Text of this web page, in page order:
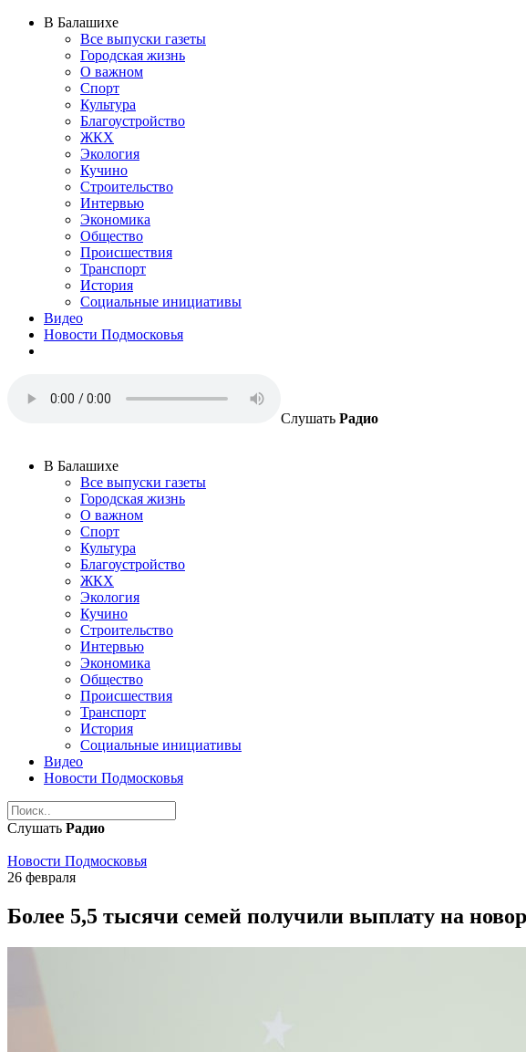
В Балашихе
Все выпуски газеты
Городская жизнь
О важном
Спорт
Культура
Благоустройство
ЖКХ
Экология
Кучино
Строительство
Интервью
Экономика
Общество
Происшествия
Транспорт
История
Социальные инициативы
Видео
Новости Подмосковья
Слушать Радио
В Балашихе
Все выпуски газеты
Городская жизнь
О важном
Спорт
Культура
Благоустройство
ЖКХ
Экология
Кучино
Строительство
Интервью
Экономика
Общество
Происшествия
Транспорт
История
Социальные инициативы
Видео
Новости Подмосковья
Слушать Радио
Новости Подмосковья
26 февраля
Более 5,5 тысячи семей получили выплату на